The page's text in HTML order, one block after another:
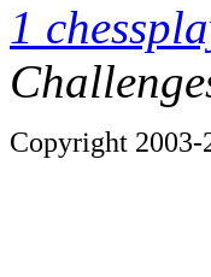
1
Copyright